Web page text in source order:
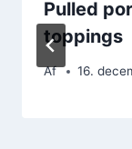
Pulled
toppings
Af 16.